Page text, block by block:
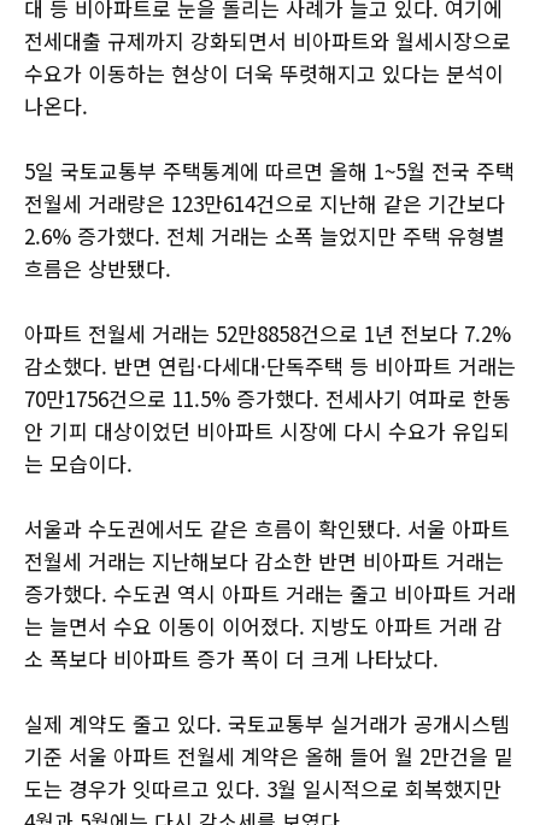
대 등 비아파트로 눈을 돌리는 사례가 늘고 있다. 여기에
전세대출 규제까지 강화되면서 비아파트와 월세시장으로
수요가 이동하는 현상이 더욱 뚜렷해지고 있다는 분석이
나온다.
5일 국토교통부 주택통계에 따르면 올해 1~5월 전국 주택
전월세 거래량은 123만614건으로 지난해 같은 기간보다
2.6% 증가했다. 전체 거래는 소폭 늘었지만 주택 유형별
흐름은 상반됐다.
아파트 전월세 거래는 52만8858건으로 1년 전보다 7.2%
감소했다. 반면 연립·다세대·단독주택 등 비아파트 거래는
70만1756건으로 11.5% 증가했다. 전세사기 여파로 한동
안 기피 대상이었던 비아파트 시장에 다시 수요가 유입되
는 모습이다.
서울과 수도권에서도 같은 흐름이 확인됐다. 서울 아파트
전월세 거래는 지난해보다 감소한 반면 비아파트 거래는
증가했다. 수도권 역시 아파트 거래는 줄고 비아파트 거래
는 늘면서 수요 이동이 이어졌다. 지방도 아파트 거래 감
소 폭보다 비아파트 증가 폭이 더 크게 나타났다.
실제 계약도 줄고 있다. 국토교통부 실거래가 공개시스템
기준 서울 아파트 전월세 계약은 올해 들어 월 2만건을 밑
도는 경우가 잇따르고 있다. 3월 일시적으로 회복했지만